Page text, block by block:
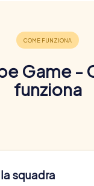
Game -
funziona
squadra